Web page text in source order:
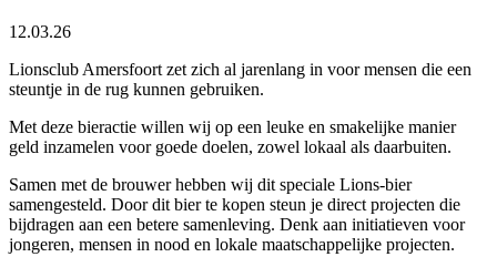
12.03.26
Lionsclub Amersfoort zet zich al jarenlang in voor mensen die een
steuntje in de rug kunnen gebruiken.
Met deze bieractie willen wij op een leuke en smakelijke manier
geld inzamelen voor goede doelen, zowel lokaal als daarbuiten.
Samen met de brouwer hebben wij dit speciale Lions-bier
samengesteld. Door dit bier te kopen steun je direct projecten die
bijdragen aan een betere samenleving. Denk aan initiatieven voor
jongeren, mensen in nood en lokale maatschappelijke projecten.